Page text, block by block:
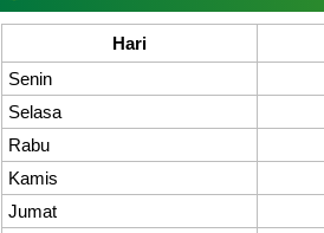
Hari
Senin
Selasa
Rabu
Kamis
Jumat